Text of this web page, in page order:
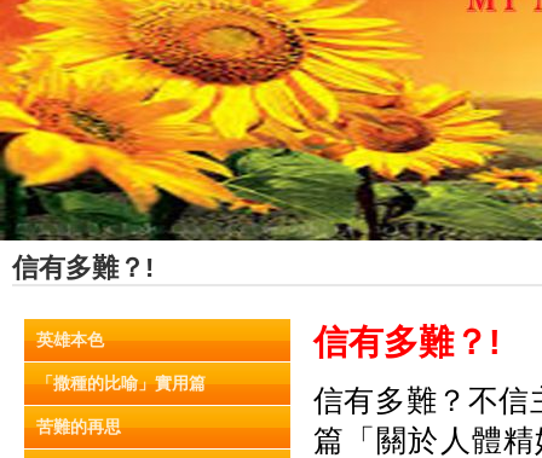
信有多難？!
英雄本色
「撒種的比喻」實用篇
苦難的再思
信有多難？!
信有多難？不信
篇「關於人體